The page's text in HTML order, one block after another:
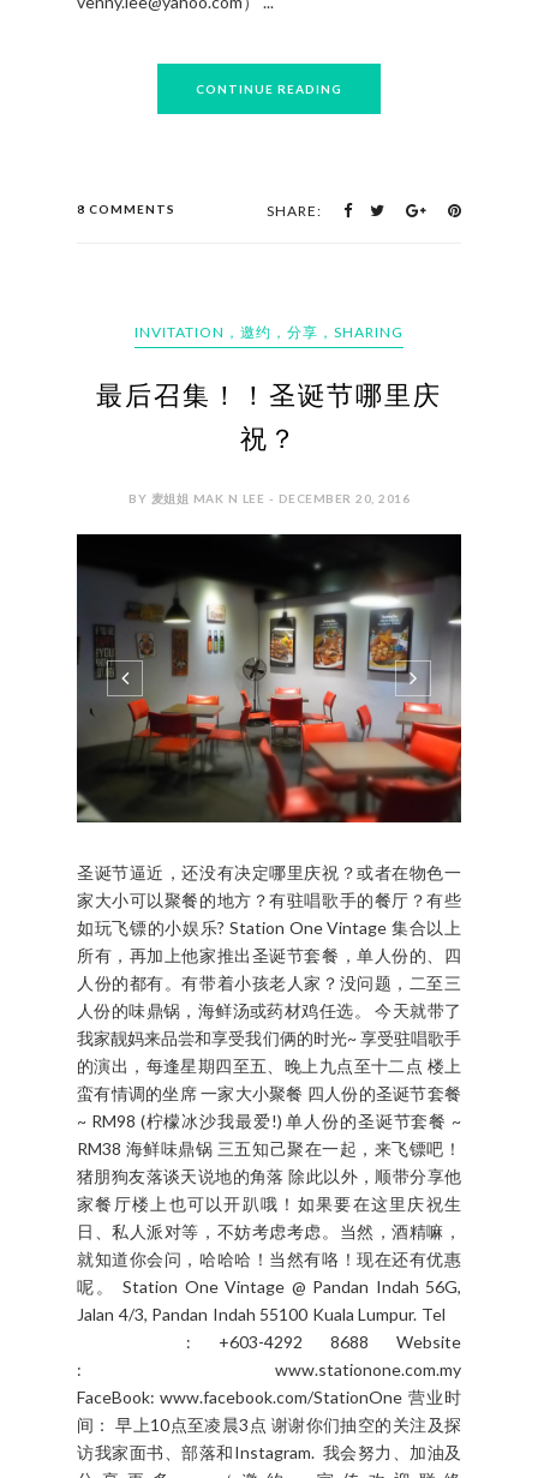
CONTINUE READING
8 COMMENTS SHARE:
INVITATION，邀约，分享，SHARING
最后召集！！圣诞节哪里庆
祝？
BY 麦姐姐 MAK N LEE - DECEMBER 20, 2016
圣诞节逼近，还没有决定哪里庆祝？或者在物色一
家大小可以聚餐的地方？有驻唱歌手的餐厅？有些
如玩飞镖的小娱乐? Station One Vintage 集合以上
所有，再加上他家推出圣诞节套餐，单人份的、四
人份的都有。有带着小孩老人家？没问题，二至三
人份的味鼎锅，海鲜汤或药材鸡任选。 今天就带了
我家靓妈来品尝和享受我们俩的时光~ 享受驻唱歌手
的演出，每逢星期四至五、晚上九点至十二点 楼上
蛮有情调的坐席 一家大小聚餐 四人份的圣诞节套餐
~ RM98 (柠檬冰沙我最爱!) 单人份的圣诞节套餐 ~
RM38 海鲜味鼎锅 三五知己聚在一起，来飞镖吧！
猪朋狗友落谈天说地的角落 除此以外，顺带分享他
家餐厅楼上也可以开趴哦！如果要在这里庆祝生
日、私人派对等，不妨考虑考虑。当然，酒精嘛，
就知道你会问，哈哈哈！当然有咯！现在还有优惠
呢。 Station One Vintage @ Pandan Indah 56G,
Jalan 4/3, Pandan Indah 55100 Kuala Lumpur. Tel
: +603-4292 8688 Website
: www.stationone.com.my
FaceBook: www.facebook.com/StationOne 营业时
间： 早上10点至凌晨3点 谢谢你们抽空的关注及探
访我家面书、部落和Instagram. 我会努力、加油及